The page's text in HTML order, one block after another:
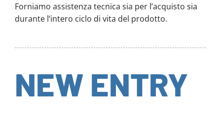
Forniamo assistenza tecnica sia per l’acquisto sia
durante l’intero ciclo di vita del prodotto.
NEW ENTRY